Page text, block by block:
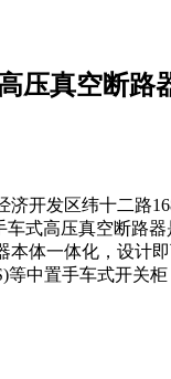
压真空断路
济开发区纬十二路
车式高压真空断路
本体一体化，设计
中置手车式开关